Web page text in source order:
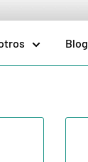
Blog